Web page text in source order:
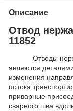
Описание
Отвод
11852
Отводы
являются
изменения
потока
приварные
сварного шва